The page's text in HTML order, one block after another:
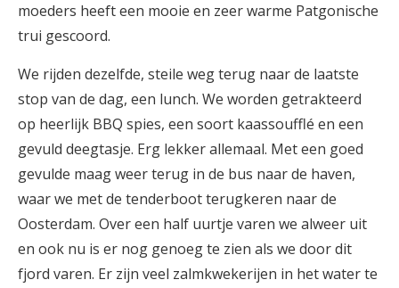
moeders heeft een mooie en zeer warme Patgonische
trui gescoord.
We rijden dezelfde, steile weg terug naar de laatste
stop van de dag, een lunch. We worden getrakteerd
op heerlijk BBQ spies, een soort kaassoufflé en een
gevuld deegtasje. Erg lekker allemaal. Met een goed
gevulde maag weer terug in de bus naar de haven,
waar we met de tenderboot terugkeren naar de
Oosterdam. Over een half uurtje varen we alweer uit
en ook nu is er nog genoeg te zien als we door dit
fjord varen. Er zijn veel zalmkwekerijen in het water te